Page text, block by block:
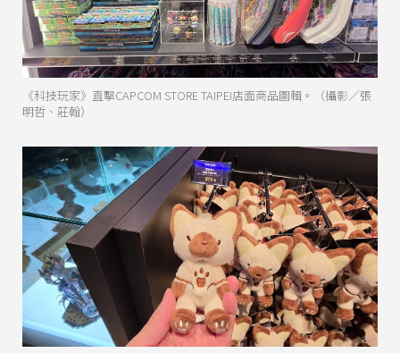
《科技玩家》直擊CAPCOM STORE TAIPEI店面商品圖輯。（攝影／張
明哲、莊翰）